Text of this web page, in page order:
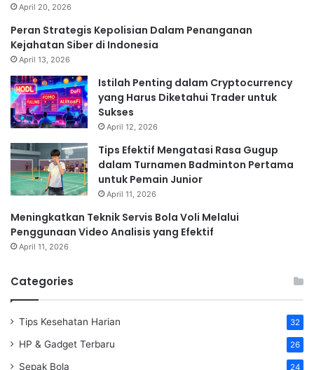
April 20, 2026
Peran Strategis Kepolisian Dalam Penanganan
Kejahatan Siber di Indonesia
April 13, 2026
Istilah Penting dalam Cryptocurrency
yang Harus Diketahui Trader untuk
Sukses
April 12, 2026
Tips Efektif Mengatasi Rasa Gugup
dalam Turnamen Badminton Pertama
untuk Pemain Junior
April 11, 2026
Meningkatkan Teknik Servis Bola Voli Melalui
Penggunaan Video Analisis yang Efektif
April 11, 2026
Categories
Tips Kesehatan Harian 32
HP & Gadget Terbaru 26
Sepak Bola 24